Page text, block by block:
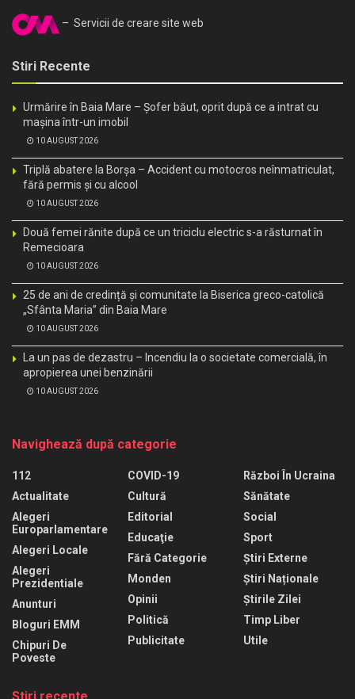
– Servicii de creare site web
Stiri Recente
Urmărire în Baia Mare – Șofer băut, oprit după ce a intrat cu
mașina într-un imobil
10 AUGUST 2026
Triplă abatere la Borșa – Accident cu motocros neînmatriculat,
fără permis și cu alcool
10 AUGUST 2026
Două femei rănite după ce un triciclu electric s-a răsturnat în
Remecioara
10 AUGUST 2026
25 de ani de credință și comunitate la Biserica greco-catolică
„Sfânta Maria” din Baia Mare
10 AUGUST 2026
La un pas de dezastru – Incendiu la o societate comercială, în
apropierea unei benzinării
10 AUGUST 2026
Navighează după categorie
112
Actualitate
Alegeri
Europarlamentare
Alegeri Locale
Alegeri
Prezidentiale
Anunturi
Bloguri EMM
Chipuri De
Poveste
COVID-19
Cultură
Editorial
Educaţie
Fără Categorie
Monden
Opinii
Politică
Publicitate
Război În Ucraina
Sănătate
Social
Sport
Știri Externe
Știri Naționale
Știrile Zilei
Timp Liber
Utile
Stiri recente